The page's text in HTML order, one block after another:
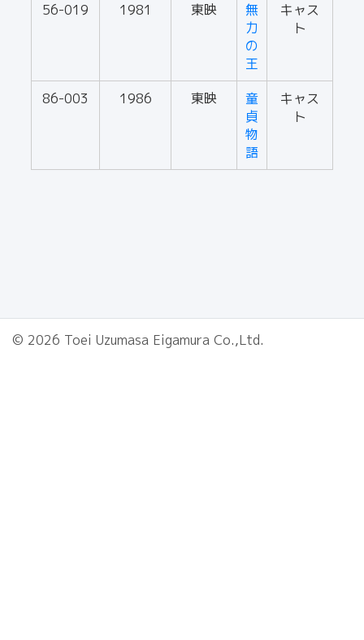
56-019 1981 東映
無
力
の
王
キャス
ト
86-003 1986 東映
童
貞
物
語
キャス
ト
© 2026 Toei Uzumasa Eigamura Co.,Ltd.